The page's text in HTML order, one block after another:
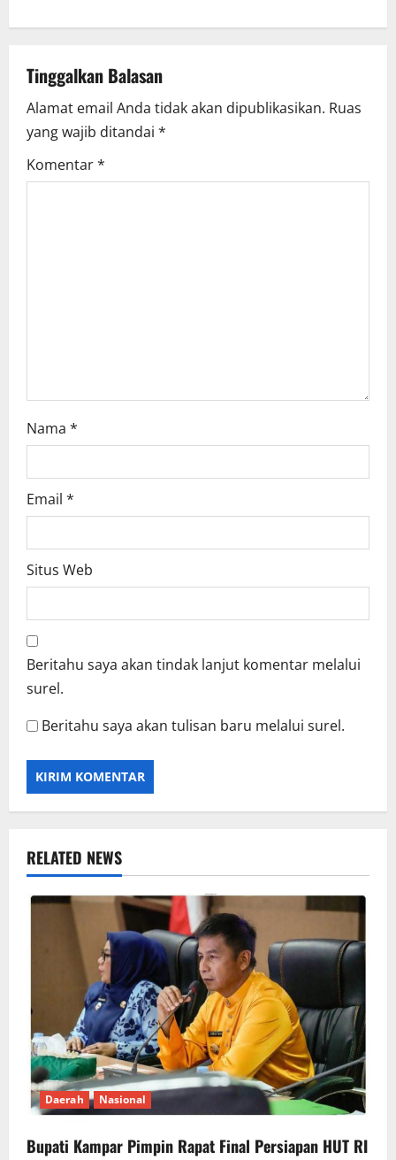
i
g
a
t
Tinggalkan Balasan
Alamat email Anda tidak akan dipublikasikan. Ruas
yang wajib ditandai *
Komentar*
Nama *
Email *
Situs Web
Beritahu saya akan tindak lanjut komentar melalui
surel.
Beritahu saya akan tulisan baru melalui surel.
RELATED NEWS
Daerah Nasional
Bupati Kampar Pimpin Rapat Final Persiapan HUT RI